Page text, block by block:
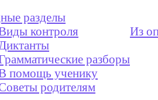
разделы
Из
контроля
Диктанты
разборы
помощь ученику
родителям